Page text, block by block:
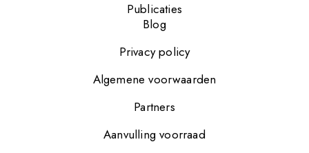
Publicaties
Blog
Privacy policy
Algemene voorwaarden
Partners
Aanvulling voorraad